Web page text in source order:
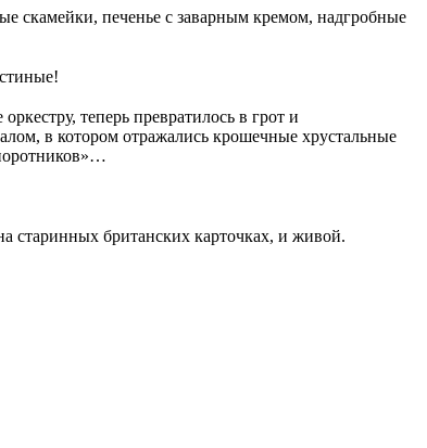
скамейки, печенье с заварным кремом, надгробные
теперь превратилось в грот и
в котором отражались крошечные хрустальные
старинных британских карточках, и живой.